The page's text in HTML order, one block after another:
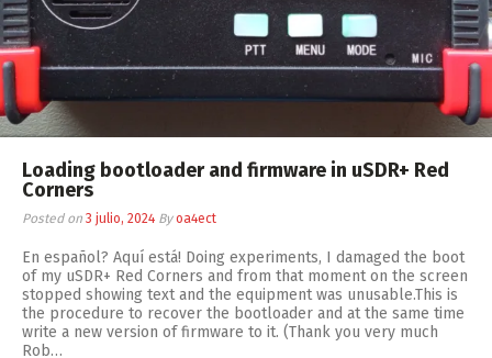
Loading bootloader and firmware in uSDR+ Red
Corners
Posted on 3 julio, 2024 Byoa4ect
En español? Aquí está! Doing experiments, I damaged the boot
of my uSDR+ Red Corners and from that moment on the screen
stopped showing text and the equipment was unusable.This is
the procedure to recover the bootloader and at the same time
write a new version of firmware to it. (Thank you very much
Rob…